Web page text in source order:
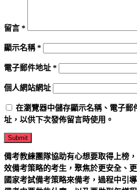
留言 *
顯示名稱*
電子郵件地址 *
個人網站網址
在瀏覽器中儲存顯示名稱、電子郵
址，以供下次發佈留言時使用。
備考教練團隊協助有心想要取得上榜
效備考策略的考生，聚焦於更安全、
國家考試備考策略來備考，過程中引